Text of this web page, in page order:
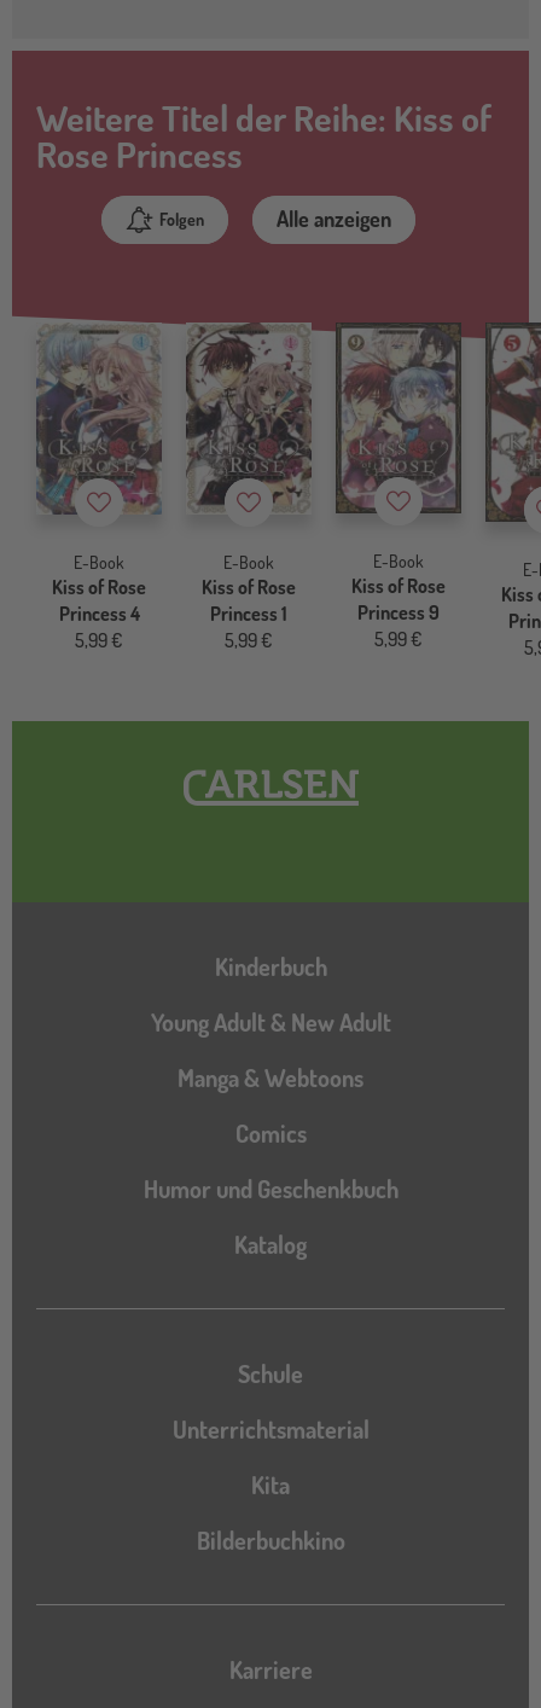
Weitere Titel der Reihe: Kiss of
Rose Princess
Folgen Alle anzeigen
Merkzettel
E-Book
Kiss of Rose
Princess 4
5,99 €
Merkzettel
E-Book
Kiss of Rose
Princess 1
5,99 €
Merkzettel
E-Book
Kiss of Rose
Princess 9
5,99 €
Kiss
Hauptnavigation
Kinderbuch
Young Adult & New Adult
Manga & Webtoons
Comics
Humor und Geschenkbuch
Katalog
Katalog
Schule
Unterrichtsmaterial
Kita
Bilderbuchkino
Karriere